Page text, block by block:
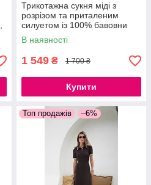
Трикотажна сукня міді з
розрізом та приталеним
силуетом із 100% бавовни
В наявності
1 549 ₴ 1 700 ₴
Купити
Топ продажів –6%